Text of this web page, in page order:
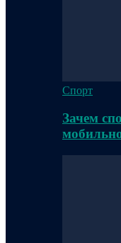
Спорт
Зачем